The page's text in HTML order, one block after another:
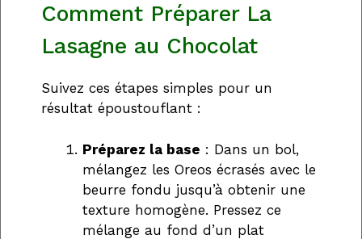
Comment Préparer La
Lasagne au Chocolat
Suivez ces étapes simples pour un
résultat époustouflant :
Préparez la base : Dans un bol,
mélangez les Oreos écrasés avec le
beurre fondu jusqu’à obtenir une
texture homogène. Pressez ce
mélange au fond d’un plat